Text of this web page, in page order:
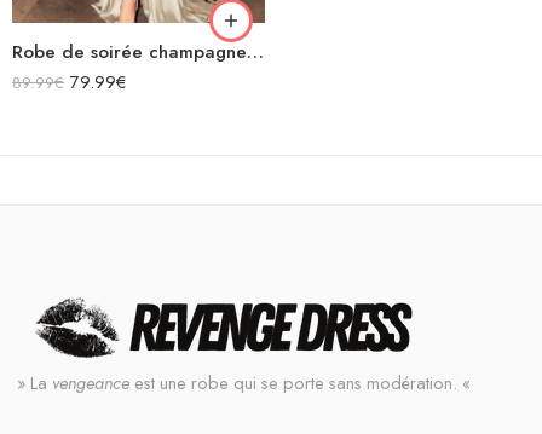
Robe de soirée champagne en satin fluide col bénitier bretelles longue fendue
89.99€ 79.99€
» La vengeance est une robe qui se porte sans modération. «